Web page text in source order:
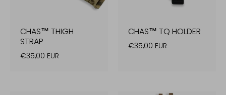
CHAS™ THIGH
STRAP
€35,00 EUR
CHAS™ TQ HOLDER
€35,00 EUR